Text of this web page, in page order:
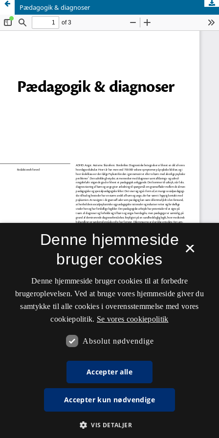
Pædagogik & diagnoser
×
Denne hjemmeside
bruger cookies
Denne hjemmeside bruger cookies til at forbedre
brugeroplevelsen. Ved at bruge vores hjemmeside giver du
samtykke til alle cookies i overensstemmelse med vores
cookiepolitik. Se vores cookiepolitik
Absolut nødvendige
Accepter alle
Accepter kun nødvendige
VIS DETALJER